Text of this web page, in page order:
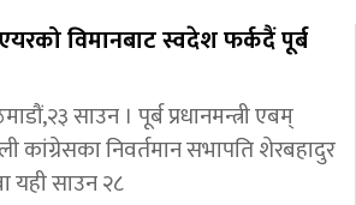
विमानबाट स्वदेश फर्कदैं पूर्ब
साउन । पूर्ब प्रधानमन्त्री एबम्
कांग्रेसका निवर्तमान सभापति शेरबहादुर
यही साउन २८